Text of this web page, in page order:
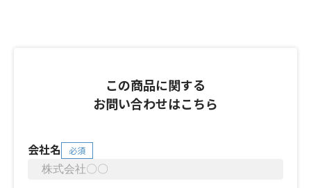
この商品に関する
お問い合わせはこちら
会社名 必須